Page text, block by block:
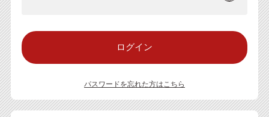
パスワードを忘れた方はこちら